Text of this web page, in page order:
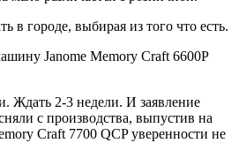
в городе, выбирая из того что есть.
Janome Memory Craft 6600P
Ждать 2-3 недели. И заявление
с производства, выпустив на
Craft 7700 QCP уверенности не